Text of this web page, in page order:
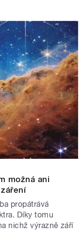
možná ani
propátrává
Díky tomu
nichž výrazně září